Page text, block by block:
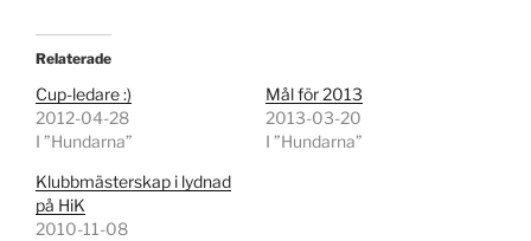
Relaterade
Cup-ledare :)
2012-04-28
I ”Hundarna”
Mål för 2013
2013-03-20
I ”Hundarna”
Klubbmästerskap i lydnad
på HiK
2010-11-08